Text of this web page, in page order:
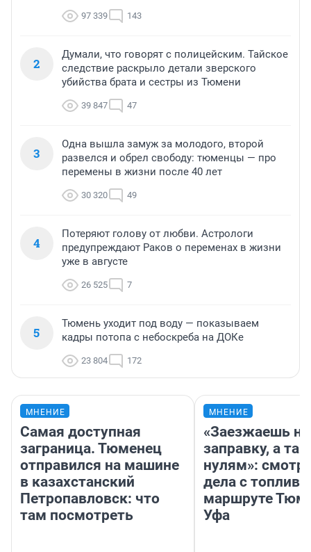
97 339 143
2
Думали, что говорят с полицейским. Тайское
следствие раскрыло детали зверского
убийства брата и сестры из Тюмени
39 847 47
3
Одна вышла замуж за молодого, второй
развелся и обрел свободу: тюменцы — про
перемены в жизни после 40 лет
30 320 49
4
Потеряют голову от любви. Астрологи
предупреждают Раков о переменах в жизни
уже в августе
26 525 7
5
Тюмень уходит под воду — показываем
кадры потопа с небоскреба на ДОКе
23 804 172
МНЕНИЕ
Самая доступная
заграница. Тюменец
отправился на машине
в казахстанский
Петропавловск: что
там посмотреть
МНЕНИЕ
«Заезжаешь на
заправку, а
нулям»:
дела с
маршруте
Уфа